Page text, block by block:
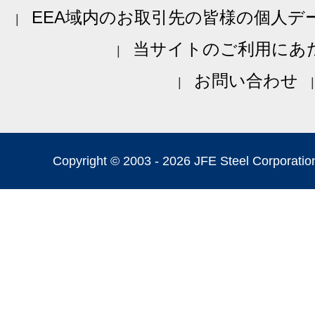
EEA域内のお取引先の皆様の個人デ
当サイトのご利用にあ
お問い合わせ
Copyright © 2003 - 2026 JFE Steel